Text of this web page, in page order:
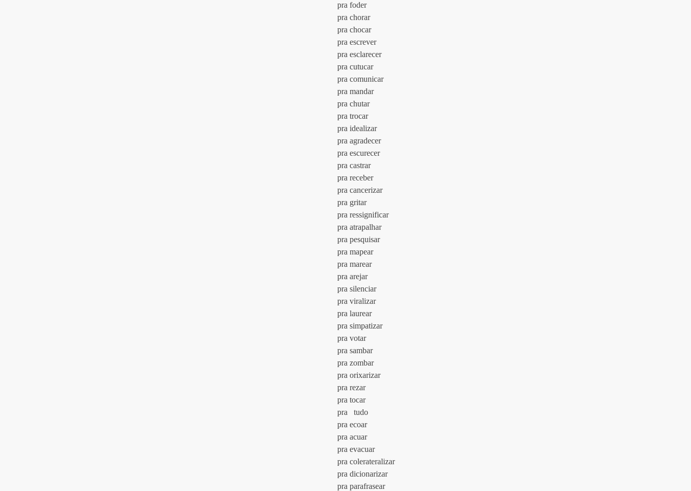
				pra foder
				pra chorar
				pra chocar
				pra escrever
				pra esclarecer
				pra cutucar
				pra comunicar
				pra mandar
				pra chutar
				pra trocar
				pra idealizar
				pra agradecer
				pra escurecer
				pra castrar
				pra receber
				pra cancerizar
				pra gritar
				pra ressignificar
				pra atrapalhar
				pra pesquisar
				pra mapear
				pra marear
				pra arejar
				pra silenciar
				pra viralizar
				pra laurear
				pra simpatizar
				pra votar
				pra sambar
				pra zombar
				pra orixarizar
				pra rezar
				pra tocar
				pra   tudo
				pra ecoar
				pra acuar
				pra evacuar
				pra colerateralizar
				pra dicionarizar
				pra parafrasear